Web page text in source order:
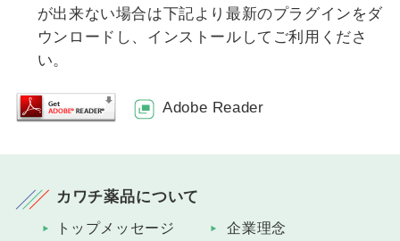
が出来ない場合は下記より最新のプラグインをダ
ウンロードし、インストールしてご利用くださ
い。
Adobe Reader
カワチ薬品について
トップメッセージ
企業理念